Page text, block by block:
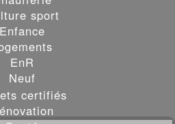
sport
Enfance
EnR
Neuf
certifiés